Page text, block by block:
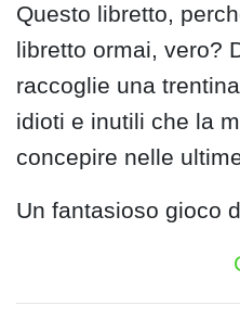
Questo libretto,
libretto ormai, vero?
raccoglie una
idioti e inutili che la
concepire nelle
Un fantasioso gioco